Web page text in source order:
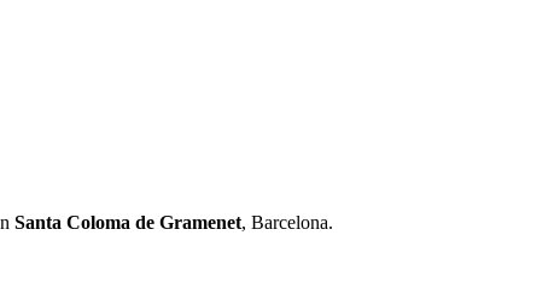
Santa Coloma de Gramenet, Barcelona.